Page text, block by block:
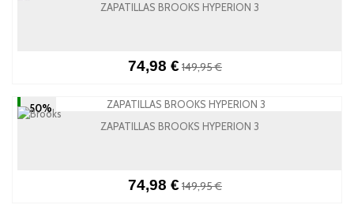
ZAPATILLAS BROOKS HYPERION 3
74,98 € 149,95 €
-50%
ZAPATILLAS BROOKS HYPERION 3
74,98 € 149,95 €